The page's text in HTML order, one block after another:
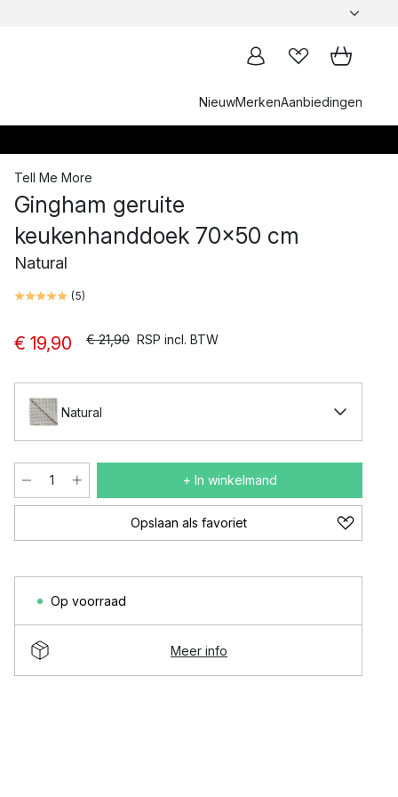
NieuwMerkenAanbiedingen
Tell Me More
Gingham geruite
keukenhanddoek 70x50 cm
Natural
(5)
€ 19,90 € 21,90 RSP incl. BTW
Natural
+ In winkelmand
Opslaan als favoriet
Op voorraad
Meer info